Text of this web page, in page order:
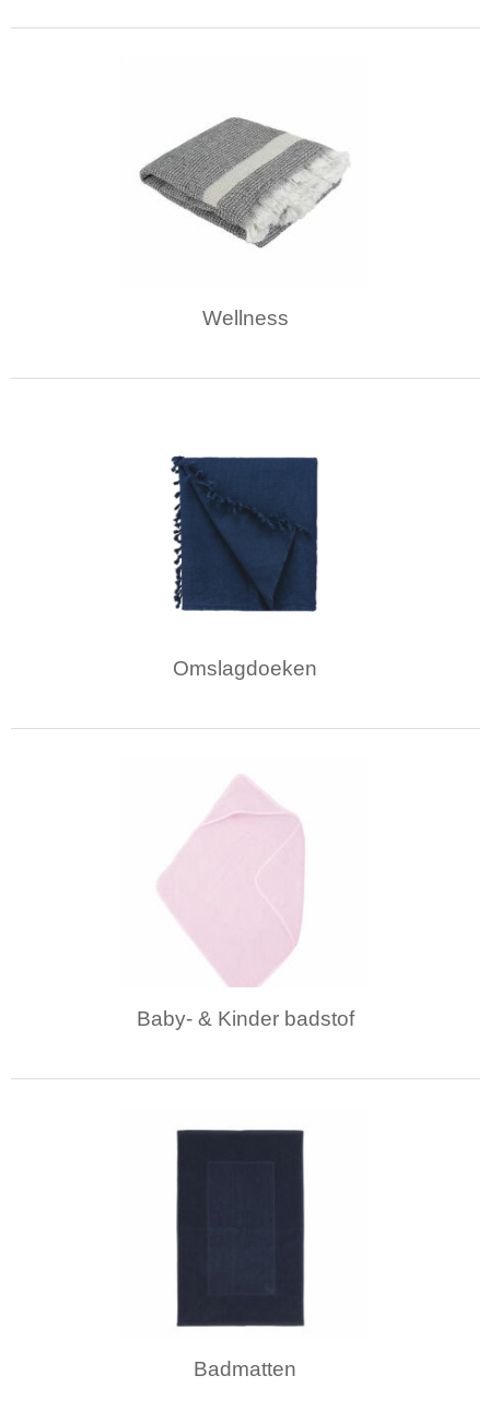
Wellness
Omslagdoeken
Baby- & Kinder badstof
Badmatten